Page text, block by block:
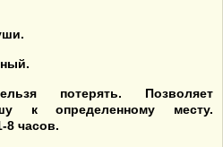
потерять. Позволяет
к определенному месту.
8 часов.